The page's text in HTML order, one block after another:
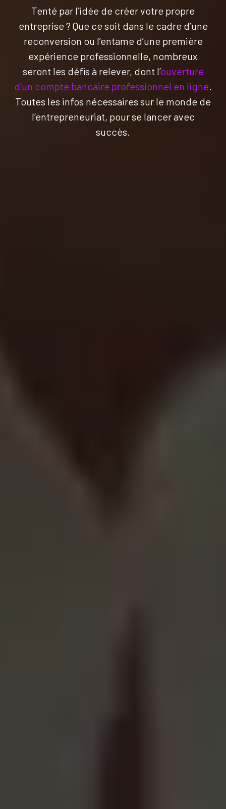
Tenté par l’idée de créer votre propre
entreprise ? Que ce soit dans le cadre d’une
reconversion ou l’entame d’une première
expérience professionnelle, nombreux
seront les défis à relever, dont l’ouverture
d’un compte bancaire professionnel en ligne.
Toutes les infos nécessaires sur le monde de
l’entrepreneuriat, pour se lancer avec
succès.